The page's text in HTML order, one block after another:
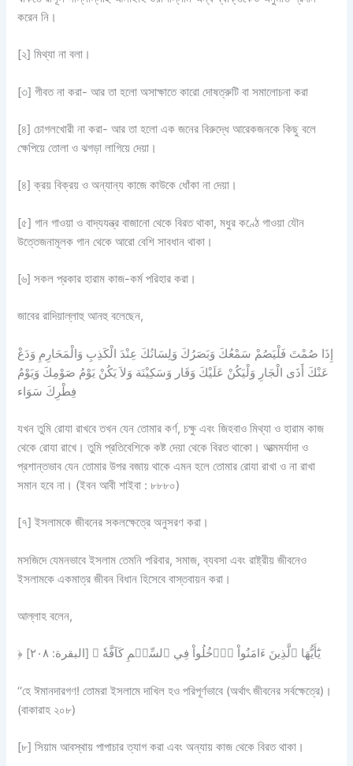
করেন নি।
[২] মিথ্যা না বলা।
[৩] গীবত না করা- আর তা হলো অসাক্ষাতে কারো দোষত্রুটি বা সমালোচনা করা
[৪] চোগলখোরী না করা- আর তা হলো এক জনের বিরুদ্ধে আরেকজনকে কিছু বলে
ক্ষেপিয়ে তোলা ও ঝগড়া লাগিয়ে দেয়া।
[৪] ক্রয় বিক্রয় ও অন্যান্য কাজে কাউকে ধোঁকা না দেয়া।
[৫] গান গাওয়া ও বাদ্যযন্ত্র বাজানো থেকে বিরত থাকা, মধুর কণ্ঠে গাওয়া যৌন
উত্তেজনামূলক গান থেকে আরো বেশি সাবধান থাকা।
[৬] সকল প্রকার হারাম কাজ-কর্ম পরিহার করা।
জাবের রাদিয়াল্লাহু আনহু বলেছেন,
إِذَا صُمْتَ فَلْيَصُمْ سَمْعُكَ وَبَصَرُكَ وَلِسَانُكَ عِنْدَ الْكَذِبِ وَالْمَحَارِمِ وَدَعْ
عَنْكَ أَذَى الْجَارِ وَلْيَكُنْ عَلَيْكَ وَقَار وَسَكِيْنَة وَلاَ يَكُنْ يَوْمُ صَوْمِكَ وَيَوْمُ
فِطْرِكَ سَوَاء
যখন তুমি রোযা রাখবে তখন যেন তোমার কর্ণ, চক্ষু এবং জিহবাও মিথ্যা ও হারাম কাজ
থেকে রোযা রাখে। তুমি প্রতিবেশিকে কষ্ট দেয়া থেকে বিরত থাকো। আত্মমর্যাদা ও
প্রশান্তভাব যেন তোমার উপর বজায় থাকে এমন হলে তোমার রোযা রাখা ও না রাখা
সমান হবে না। (ইবন আবী শাইবা : ৮৮৮০)
[৭] ইসলামকে জীবনের সকলক্ষেত্রে অনুসরণ করা।
মসজিদে যেমনভাবে ইসলাম তেমনি পরিবার, সমাজ, ব্যবসা এবং রাষ্ট্রীয় জীবনেও
ইসলামকে একমাত্র জীবন বিধান হিসেবে বাস্তবায়ন করা।
আল্লাহ বলেন,
﴿ يَٰٓأَيُّهَا ٱلَّذِينَ ءَامَنُواْ ٱدۡخُلُواْ فِي ٱلسِّلۡمِ كَآفَّةٗ ﴾ [البقرة: ٢٠٨]
‘‘হে ঈমানদারগণ! তোমরা ইসলামে দাখিল হও পরিপূর্ণভাবে (অর্থাৎ জীবনের সর্বক্ষেত্রে)।
(বাকারাহ ২০৮)
[৮] সিয়াম আবস্থায় পাপাচার ত্যাগ করা এবং অন্যায় কাজ থেকে বিরত থাকা।